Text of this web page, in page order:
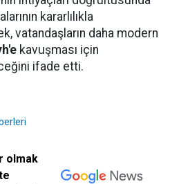
kararlılıkla
vatandaşların daha modern
kavuşması için
ifade etti.
olmak